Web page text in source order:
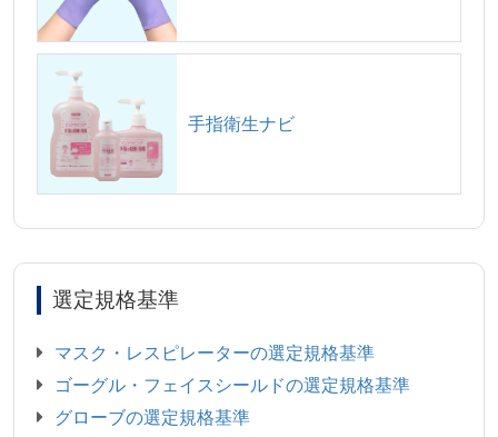
手指衛生ナビ
選定規格基準
マスク・レスピレーターの選定規格基準
ゴーグル・フェイスシールドの選定規格基準
グローブの選定規格基準